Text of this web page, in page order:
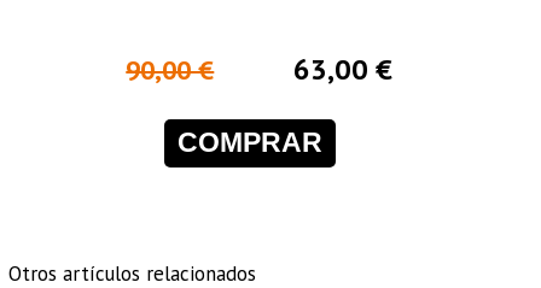
90,00 € 63,00 €
COMPRAR
Otros artículos relacionados